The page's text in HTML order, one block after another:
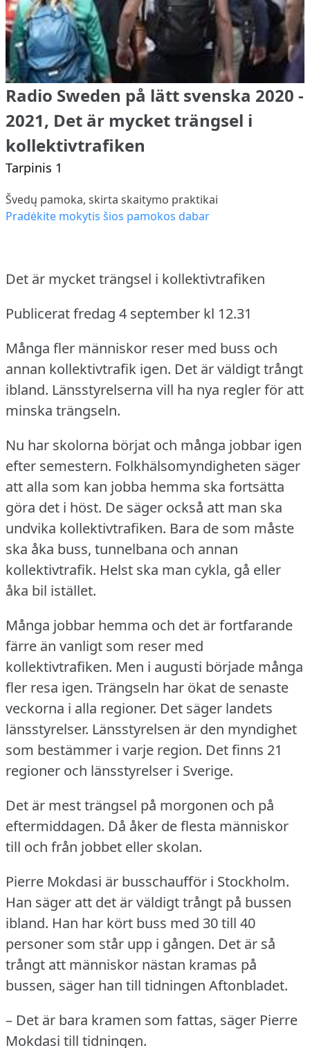
Radio Sweden på lätt svenska 2020 -
2021, Det är mycket trängsel i
kollektivtrafiken
Tarpinis 1
Švedų pamoka, skirta skaitymo praktikai
Pradėkite mokytis šios pamokos dabar
Det är mycket trängsel i kollektivtrafiken
Publicerat fredag 4 september kl 12.31
Många fler människor reser med buss och
annan kollektivtrafik igen. Det är väldigt trångt
ibland. Länsstyrelserna vill ha nya regler för att
minska trängseln.
Nu har skolorna börjat och många jobbar igen
efter semestern. Folkhälsomyndigheten säger
att alla som kan jobba hemma ska fortsätta
göra det i höst. De säger också att man ska
undvika kollektivtrafiken. Bara de som måste
ska åka buss, tunnelbana och annan
kollektivtrafik. Helst ska man cykla, gå eller
åka bil istället.
Många jobbar hemma och det är fortfarande
färre än vanligt som reser med
kollektivtrafiken. Men i augusti började många
fler resa igen. Trängseln har ökat de senaste
veckorna i alla regioner. Det säger landets
länsstyrelser. Länsstyrelsen är den myndighet
som bestämmer i varje region. Det finns 21
regioner och länsstyrelser i Sverige.
Det är mest trängsel på morgonen och på
eftermiddagen. Då åker de flesta människor
till och från jobbet eller skolan.
Pierre Mokdasi är busschaufför i Stockholm.
Han säger att det är väldigt trångt på bussen
ibland. Han har kört buss med 30 till 40
personer som står upp i gången. Det är så
trångt att människor nästan kramas på
bussen, säger han till tidningen Aftonbladet.
– Det är bara kramen som fattas, säger Pierre
Mokdasi till tidningen.